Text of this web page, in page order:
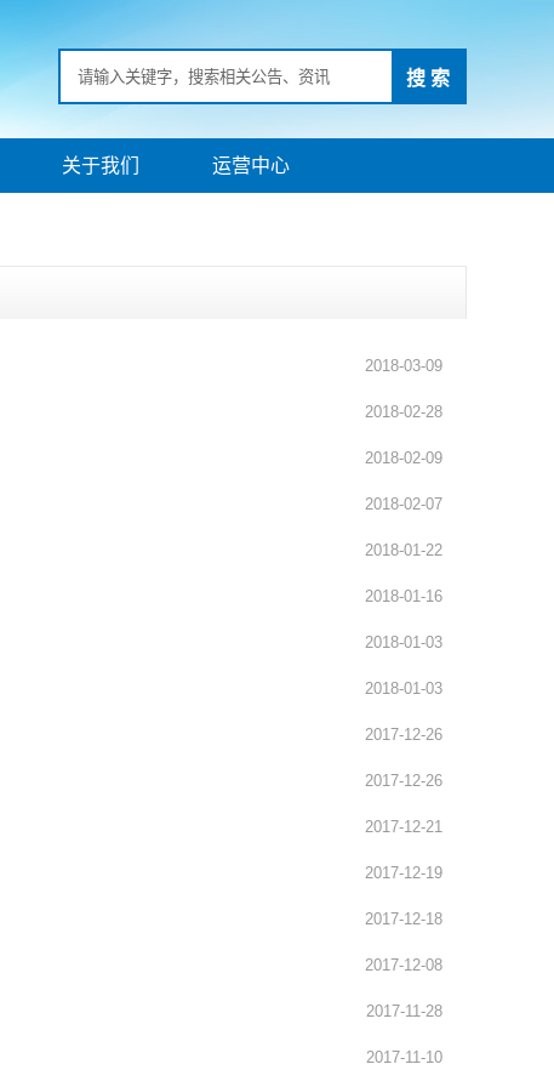
搜 索
关于我们 运营中心
2018-03-09
2018-02-28
2018-02-09
2018-02-07
2018-01-22
2018-01-16
2018-01-03
2018-01-03
2017-12-26
2017-12-26
2017-12-21
2017-12-19
2017-12-18
2017-12-08
2017-11-28
2017-11-10